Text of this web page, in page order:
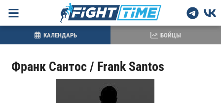
Франк Сантос / Frank Santos
КАЛЕНДАРЬ БОЙЦЫ